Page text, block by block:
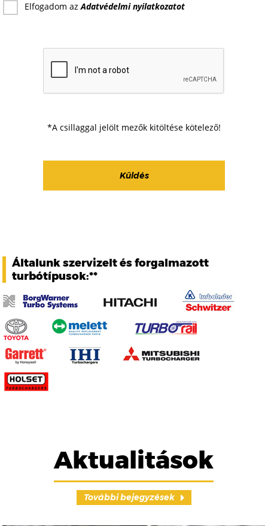
Elfogadom azAdatvédelmi nyilatkozatot
*A csillaggal jelölt mezők kitöltése kötelező!
Általunk szervizelt és forgalmazott
turbótípusok:**
Aktualitások
További bejegyzések